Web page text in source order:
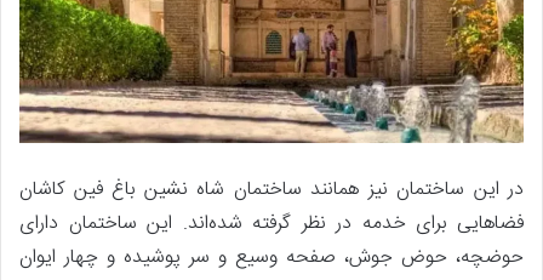
در این ساختمان نیز همانند ساختمان شاه نشین باغ فین کاشان
فضاهایی برای خدمه در نظر گرفته شده‌اند. این ساختمان دارای
حوضچه، حوض جوش، صفحه وسیع و سر پوشیده و چهار ایوان